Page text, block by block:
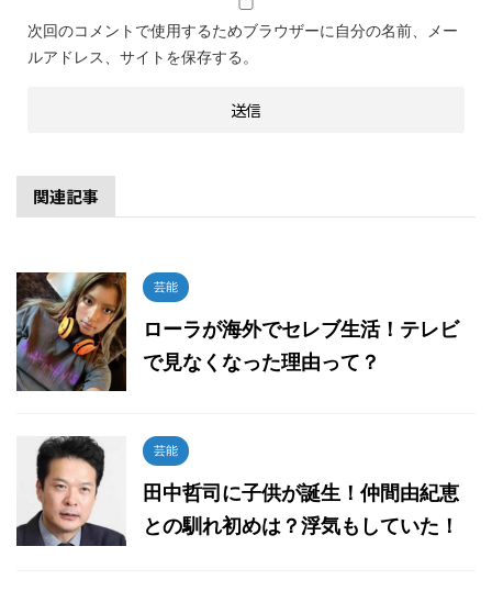
次回のコメントで使用するためブラウザーに自分の名前、メー
ルアドレス、サイトを保存する。
関連記事
芸能
ローラが海外でセレブ生活！テレビ
で見なくなった理由って？
芸能
田中哲司に子供が誕生！仲間由紀恵
との馴れ初めは？浮気もしていた！